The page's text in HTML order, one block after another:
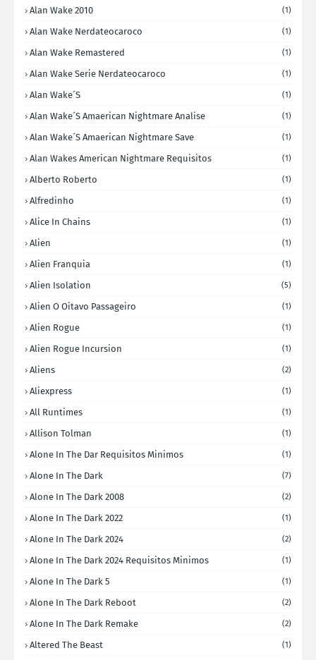
Alan Wake 2010 (1)
Alan Wake Nerdateocaroco (1)
Alan Wake Remastered (1)
Alan Wake Serie Nerdateocaroco (1)
Alan Wake´s (1)
Alan Wake´s Amaerican Nightmare Analise (1)
Alan Wake´s Amaerican Nightmare Save (1)
Alan Wakes American Nightmare Requisitos (1)
Alberto Roberto (1)
Alfredinho (1)
Alice In Chains (1)
Alien (1)
Alien Franquia (1)
Alien Isolation (5)
Alien O Oitavo Passageiro (1)
Alien Rogue (1)
Alien Rogue Incursion (1)
Aliens (2)
Aliexpress (1)
All Runtimes (1)
Allison Tolman (1)
Alone In The Dar Requisitos Minimos (1)
Alone In The Dark (7)
Alone In The Dark 2008 (2)
Alone In The Dark 2022 (1)
Alone In The Dark 2024 (2)
Alone In The Dark 2024 Requisitos Minimos (1)
Alone In The Dark 5 (1)
Alone In The Dark Reboot (2)
Alone In The Dark Remake (2)
Altered The Beast (1)